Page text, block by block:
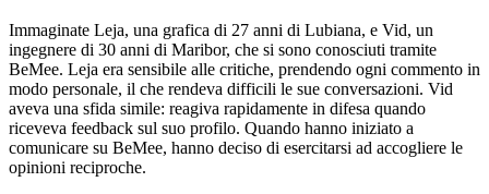
Immaginate Leja, una grafica di 27 anni di Lubiana, e Vid, un
ingegnere di 30 anni di Maribor, che si sono conosciuti tramite
BeMee. Leja era sensibile alle critiche, prendendo ogni commento in
modo personale, il che rendeva difficili le sue conversazioni. Vid
aveva una sfida simile: reagiva rapidamente in difesa quando
riceveva feedback sul suo profilo. Quando hanno iniziato a
comunicare su BeMee, hanno deciso di esercitarsi ad accogliere le
opinioni reciproche.